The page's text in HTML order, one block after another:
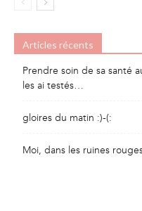
Articles récents
Prendre soin de sa santé
les ai testés…
gloires du matin :)-(:
Moi, dans les ruines